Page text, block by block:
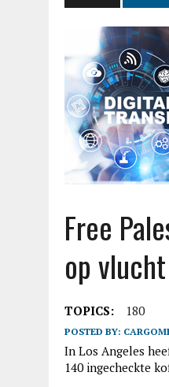
AUGUSTUS 6, 2026 |
AUGUSTUS 6, 2026 |
Free
op
TOPICS: 180
POSTED BY:
In Los Angeles
140 ingecheckte